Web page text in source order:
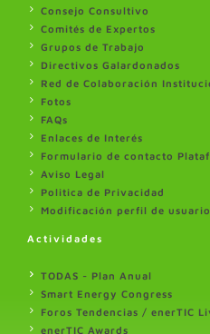
Consejo Consultivo
Comités de Expertos
Grupos de Trabajo
Directivos Galardonados
Red de Colaboración
Fotos
FAQs
Enlaces de Interés
Formulario de contacto
Aviso Legal
Politica de Privacidad
Modificación perfil de usuario
Actividades
TODAS - Plan Anual
Smart Energy Congress
Foros Tendencias / enerTIC
enerTIC Awards